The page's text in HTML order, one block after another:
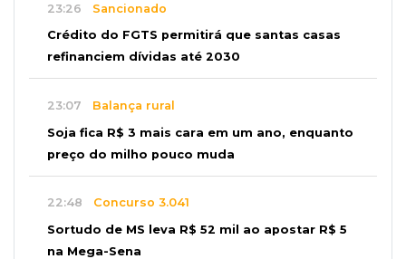
23:26 Sancionado
Crédito do FGTS permitirá que santas casas
refinanciem dívidas até 2030
23:07 Balança rural
Soja fica R$ 3 mais cara em um ano, enquanto
preço do milho pouco muda
22:48 Concurso 3.041
Sortudo de MS leva R$ 52 mil ao apostar R$ 5
na Mega-Sena